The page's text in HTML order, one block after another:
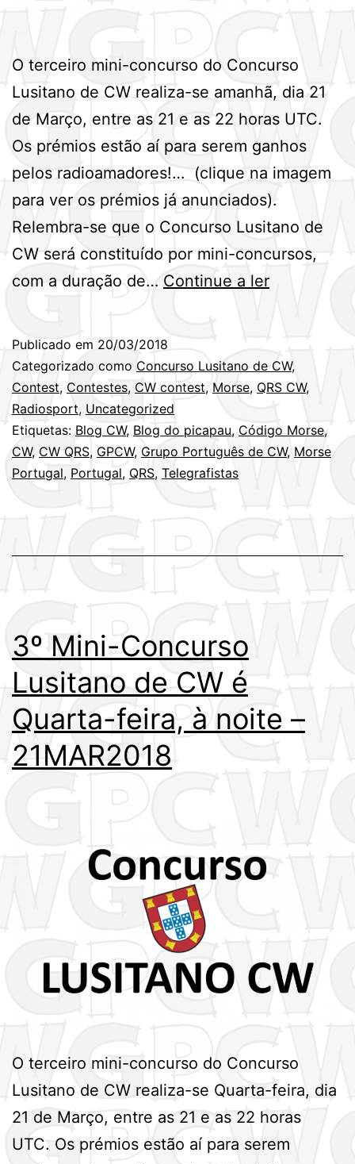
O terceiro mini-concurso do Concurso
Lusitano de CW realiza-se amanhã, dia 21
de Março, entre as 21 e as 22 horas UTC.
Os prémios estão aí para serem ganhos
pelos radioamadores!… (clique na imagem
para ver os prémios já anunciados).
Relembra-se que o Concurso Lusitano de
CW será constituído por mini-concursos,
com a duração de… Continue a ler3º
Lusitano
de
é
Publicado em 20/03/2018
Categorizado como Concurso Lusitano de CW,
Contest, Contestes, CW contest, Morse, QRS CW,
Radiosport, Uncategorized
Etiquetas: Blog CW, Blog do picapau, Código Morse,
CW, CW QRS, GPCW, Grupo Português de CW, Morse
Portugal, Portugal, QRS, Telegrafistas
3º Mini-Concurso
Lusitano de CW é
Quarta-feira, à noite –
21MAR2018
O terceiro mini-concurso do Concurso
Lusitano de CW realiza-se Quarta-feira, dia
21 de Março, entre as 21 e as 22 horas
UTC. Os prémios estão aí para serem